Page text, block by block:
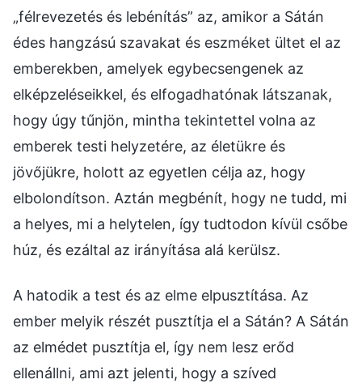
„félrevezetés és lebénítás” az, amikor a Sátán
édes hangzású szavakat és eszméket ültet el az
emberekben, amelyek egybecsengenek az
elképzeléseikkel, és elfogadhatónak látszanak,
hogy úgy tűnjön, mintha tekintettel volna az
emberek testi helyzetére, az életükre és
jövőjükre, holott az egyetlen célja az, hogy
elbolondítson. Aztán megbénít, hogy ne tudd, mi
a helyes, mi a helytelen, így tudtodon kívül csőbe
húz, és ezáltal az irányítása alá kerülsz.
A hatodik a test és az elme elpusztítása. Az
ember melyik részét pusztítja el a Sátán? A Sátán
az elmédet pusztítja el, így nem lesz erőd
ellenállni, ami azt jelenti, hogy a szíved